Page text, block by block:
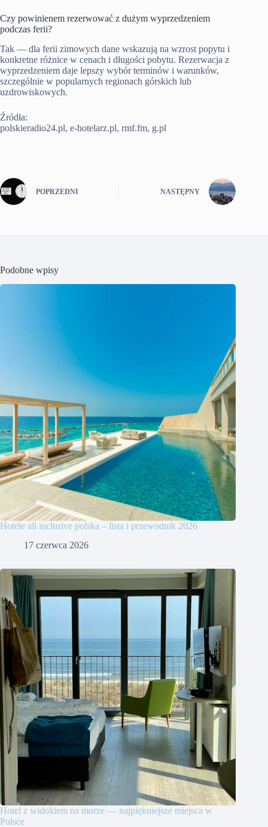
Czy powinienem rezerwować z dużym wyprzedzeniem
podczas ferii?
Tak — dla ferii zimowych dane wskazują na wzrost popytu i
konkretne różnice w cenach i długości pobytu. Rezerwacja z
wyprzedzeniem daje lepszy wybór terminów i warunków,
szczególnie w popularnych regionach górskich lub
uzdrowiskowych.
Źródła:
polskieradio24.pl, e-hotelarz.pl, rmf.fm, g.pl
POPRZEDNI NASTĘPNY
Podobne wpisy
Hotele all inclusive polska – lista i przewodnik 2026
17 czerwca 2026
Hotel z widokiem na morze — najpiękniejsze miejsca w
Polsce